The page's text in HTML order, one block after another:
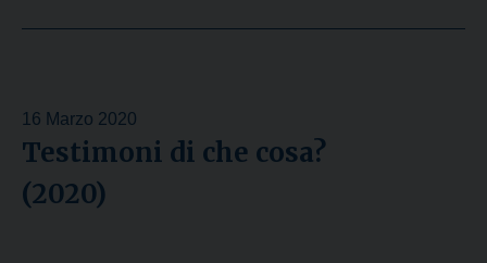
16 Marzo 2020
Testimoni di che cosa?
(2020)